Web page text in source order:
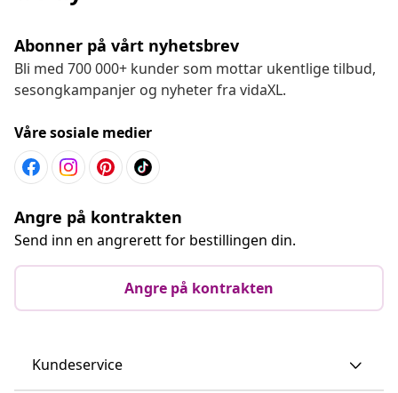
Abonner på vårt nyhetsbrev
Bli med 700 000+ kunder som mottar ukentlige tilbud,
sesongkampanjer og nyheter fra vidaXL.
Våre sosiale medier
Angre på kontrakten
Send inn en angrerett for bestillingen din.
Angre på kontrakten
Kundeservice